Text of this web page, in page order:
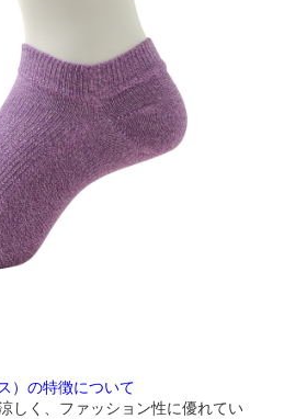
）の特徴について
しく、ファッション性に優れてい